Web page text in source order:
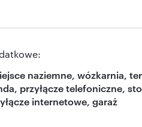
naziemne, wózkarnia,
przyłącze telefoniczne,
internetowe, garaż